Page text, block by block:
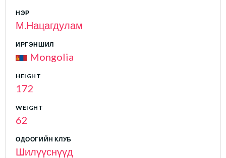
НЭР
М.Нацагдулам
ИРГЭНШИЛ
Mongolia
HEIGHT
172
WEIGHT
62
ОДООГИЙН КЛУБ
Шилүүснүүд